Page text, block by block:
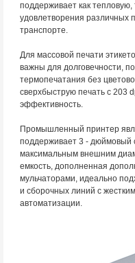
поддерживает как
удовлетворения различных
транспорте.
Для массовой печати
важны для долговечности,
термопечатания без
сверхбыструю печать с 203
эффективность.
Промышленный принтер
поддерживает 3 - дюймовый
максимальным внешним
емкость, дополненная
мульчаторами, идеально
и сборочных линий с
автоматизации.